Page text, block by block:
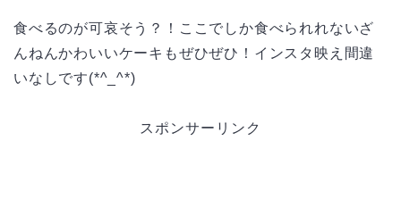
食べるのが可哀そう？！ここでしか食べられれないざ
んねんかわいいケーキもぜひぜひ！インスタ映え間違
いなしです(*^_^*)
スポンサーリンク